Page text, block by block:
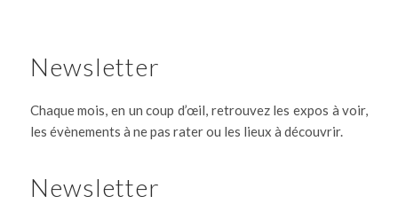
Newsletter
Chaque mois, en un coup d’œil, retrouvez les expos à voir,
les évènements à ne pas rater ou les lieux à découvrir.
Newsletter